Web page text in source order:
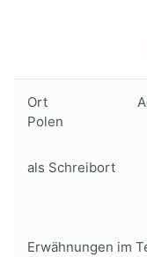
Ort
Polen
als Schreibort
Erwähnungen im